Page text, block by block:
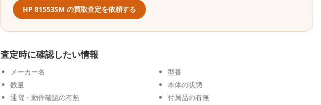
HP 81553SM の買取査定を依頼する
査定時に確認したい情報
メーカー名
型番
数量
本体の状態
通電・動作確認の有無
付属品の有無